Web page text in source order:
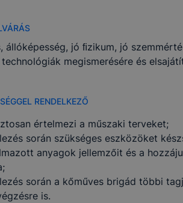
állóképesség, jó ﬁzikum, jó
megismerésére és
RENDELKEZŐ
értelmezi a műszaki terveket;
során szükséges eszközöket
anyagok jellemzőit és a
során a kőműves brigád többi
is.